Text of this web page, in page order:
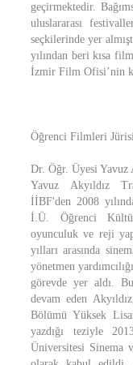
geçirmektedir.
uluslararası
seçkilerinde yer
yılından beri kısa
İzmir Film Ofisi’nin
Öğrenci Filmleri
Dr. Öğr. Üyesi Yavuz
Yavuz Akyıldız
İİBF'den 2008
İ.Ü. Öğrenci
oyunculuk ve reji
yılları arasında
yönetmen
görevde yer aldı.
devam eden
Bölümü Yüksek
yazdığı teziyle
Üniversitesi Sinema